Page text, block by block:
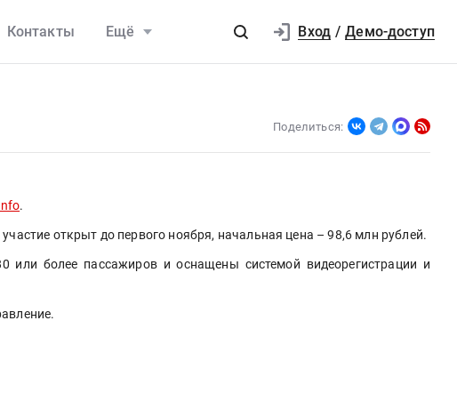
Контакты Ещё Вход / Демо-доступ
Поделиться:
.
открыт до первого ноября, начальная цена – 98,6 млн рублей.
более пассажиров и оснащены системой видеорегистрации и